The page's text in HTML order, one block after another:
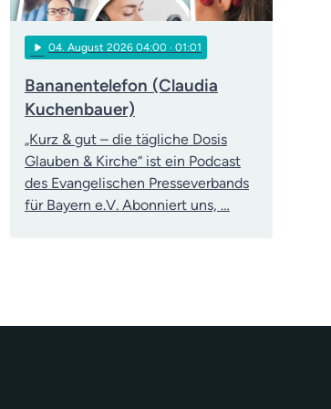
play_arrow 04 . August 2026 04:00 · 01:01
Bananentelefon (Claudia
Kuchenbauer)
„Kurz & gut – die tägliche Dosis
Glauben & Kirche“ ist ein Podcast
des Evangelischen Presseverbands
für Bayern e.V. Abonniert uns, …